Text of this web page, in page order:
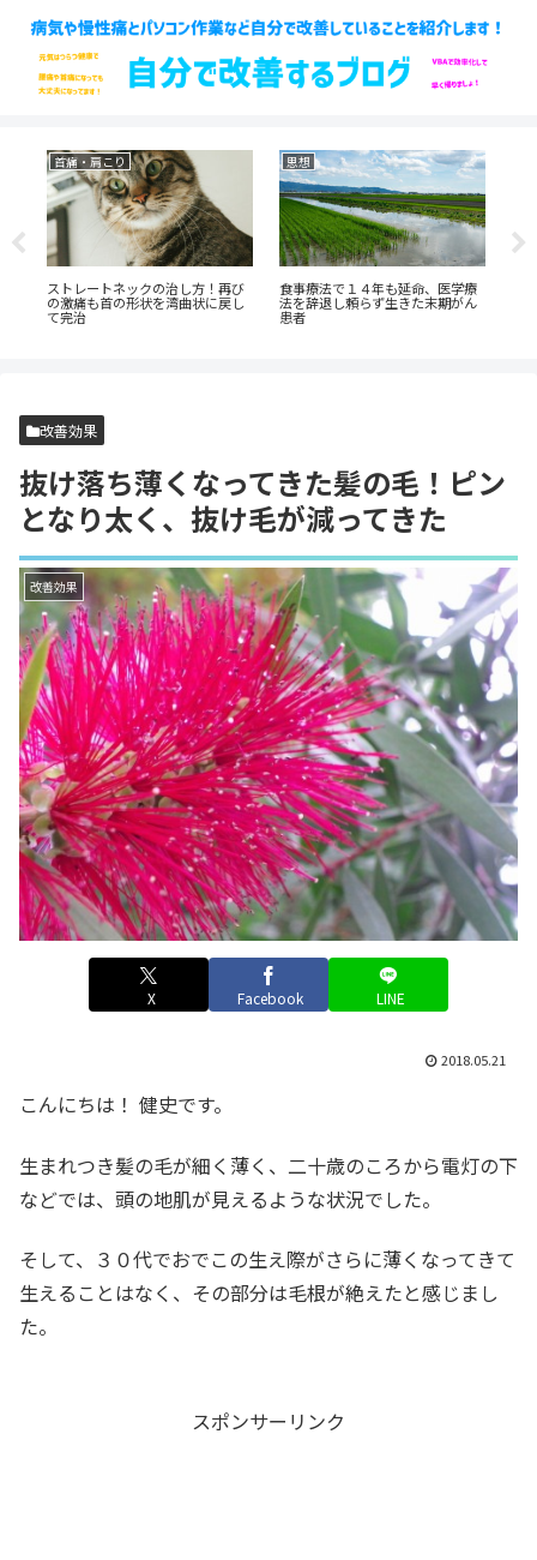
首痛・肩こり
ストレートネックの治し方！再び
の激痛も首の形状を湾曲状に戻し
て完治
思想
食事療法で１４年も延命、医学療
法を辞退し頼らず生きた末期がん
患者
改善効果
抜け落ち薄くなってきた髪の毛！ピン
となり太く、抜け毛が減ってきた
改善効果
X Facebook LINE
2018.05.21
こんにちは！ 健史です。
生まれつき髪の毛が細く薄く、二十歳のころから電灯の下
などでは、頭の地肌が見えるような状況でした。
そして、３０代でおでこの生え際がさらに薄くなってきて
生えることはなく、その部分は毛根が絶えたと感じまし
た。
スポンサーリンク